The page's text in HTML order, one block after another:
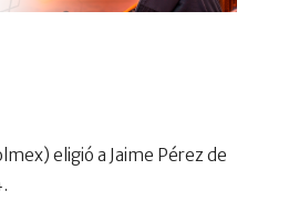
eligió a Jaime Pérez de